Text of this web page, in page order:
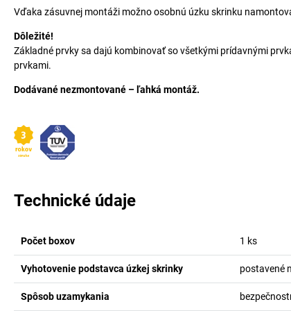
Vďaka zásuvnej montáži možno osobnú úzku skrinku
Dôležité!
Základné prvky sa dajú kombinovať so všetkými prídavnými
prvkami.
Dodávané nezmontované – ľahká montáž.
Technické údaje
Počet boxov 1 ks
Vyhotovenie podstavca úzkej skrinky postavené
Spôsob uzamykania